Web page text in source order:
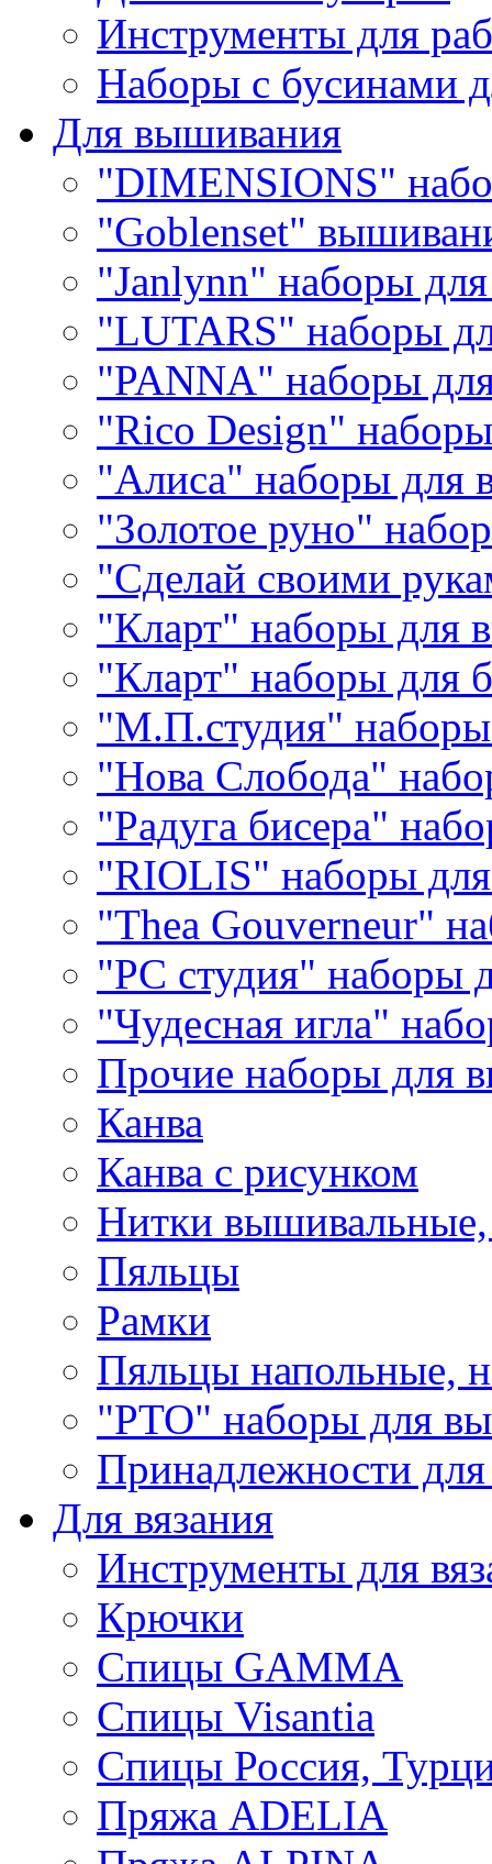
Инструменты для
Наборы с бусинами
Для вышивания
"DIMENSIONS"
"Goblenset"
"Janlynn" наборы
"LUTARS" наборы
"PANNA" наборы
"Rico Design"
"Алиса" наборы для
"Золотое руно"
"Сделай своими
"Кларт" наборы для
"Кларт" наборы для
"М.П.студия"
"Нова Слобода"
"Радуга бисера"
"RIOLIS" наборы
"Thea Gouverneur"
"РС студия" наборы
"Чудесная игла"
Прочие наборы для
Канва
Канва с рисунком
Нитки
Пяльцы
Рамки
Пяльцы напольные,
"РТО" наборы для
Принадлежности
Для вязания
Инструменты для
Крючки
Спицы GAMMA
Спицы Visantia
Спицы Россия,
Пряжа ADELIA